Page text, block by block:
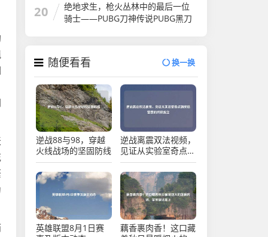
20
绝地求生，枪火丛林中的最后一位
骑士——PUBG刀神传说PUBG黑刀
随便看看 换一换
逆战88与98，穿越
火线战场的坚固防线
逆战离震双法视频，
见证从实验室奇点到
战场雷霆的终极蜕变
英雄联盟8月1日赛
藕香裹肉香！这口藏